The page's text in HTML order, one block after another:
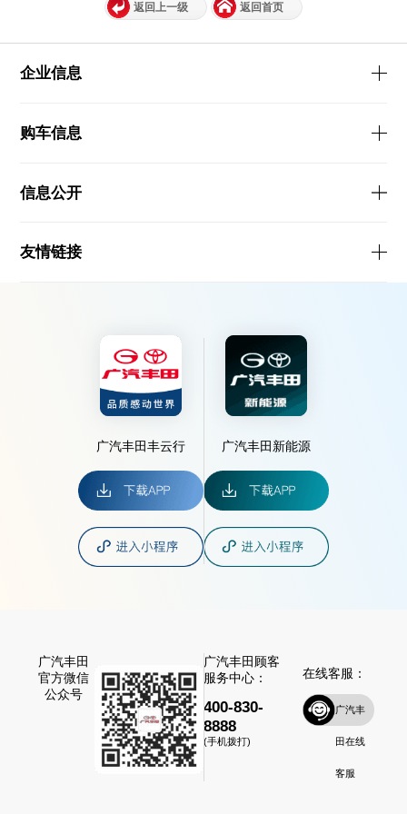
返回上一级 返回首页
企业信息
购车信息
信息公开
友情链接
广汽丰田丰云行 广汽丰田新能源
广汽丰田
官方微信
公众号
广汽丰田顾客
服务中心：
400-830-
8888
(手机拨打)
在线客服：
广汽丰
田在线
客服